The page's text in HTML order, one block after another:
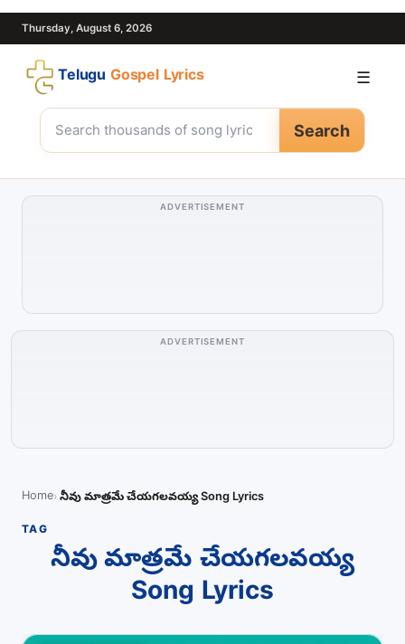
Thursday, August 6, 2026
Telugu Gospel Lyrics
Search
☰
ADVERTISEMENT
ADVERTISEMENT
Home నీవు మాత్రమే చేయగలవయ్య Song Lyrics
TAG
నీవు మాత్రమే చేయగలవయ్య
Song Lyrics